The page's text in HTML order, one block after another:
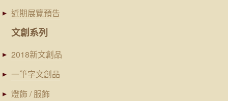
近期展覽預告
文創系列
2018新文創品
一筆字文創品
燈飾 / 服飾